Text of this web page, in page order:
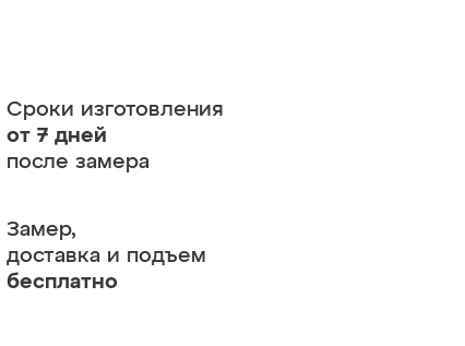
Сроки изготовления
от 7 дней
после замера
Замер,
доставка и подъем
бесплатно